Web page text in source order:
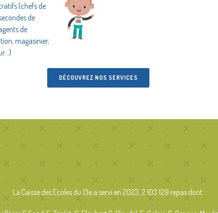
(chefs de
de
de
magasinier,
DÉCOUVREZ NOS SERVICES
La Caisse des Ecoles du 13e a servi en 2023, 2 103 129 repas dont :